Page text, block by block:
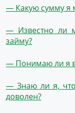
— Какую сумму я
— Известно ли
займу?
— Понимаю ли я
— Знаю ли я,
доволен?